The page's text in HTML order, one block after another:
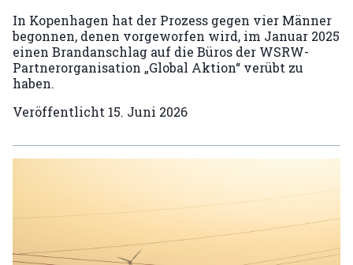
In Kopenhagen hat der Prozess gegen vier Männer
begonnen, denen vorgeworfen wird, im Januar 2025
einen Brandanschlag auf die Büros der WSRW-
Partnerorganisation „Global Aktion“ verübt zu
haben.
Veröffentlicht 15. Juni 2026